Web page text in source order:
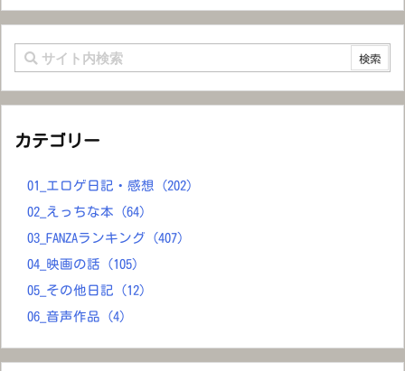
カテゴリー
01_エロゲ日記・感想
(202)
02_えっちな本
(64)
03_FANZAランキング
(407)
04_映画の話
(105)
05_その他日記
(12)
06_音声作品
(4)